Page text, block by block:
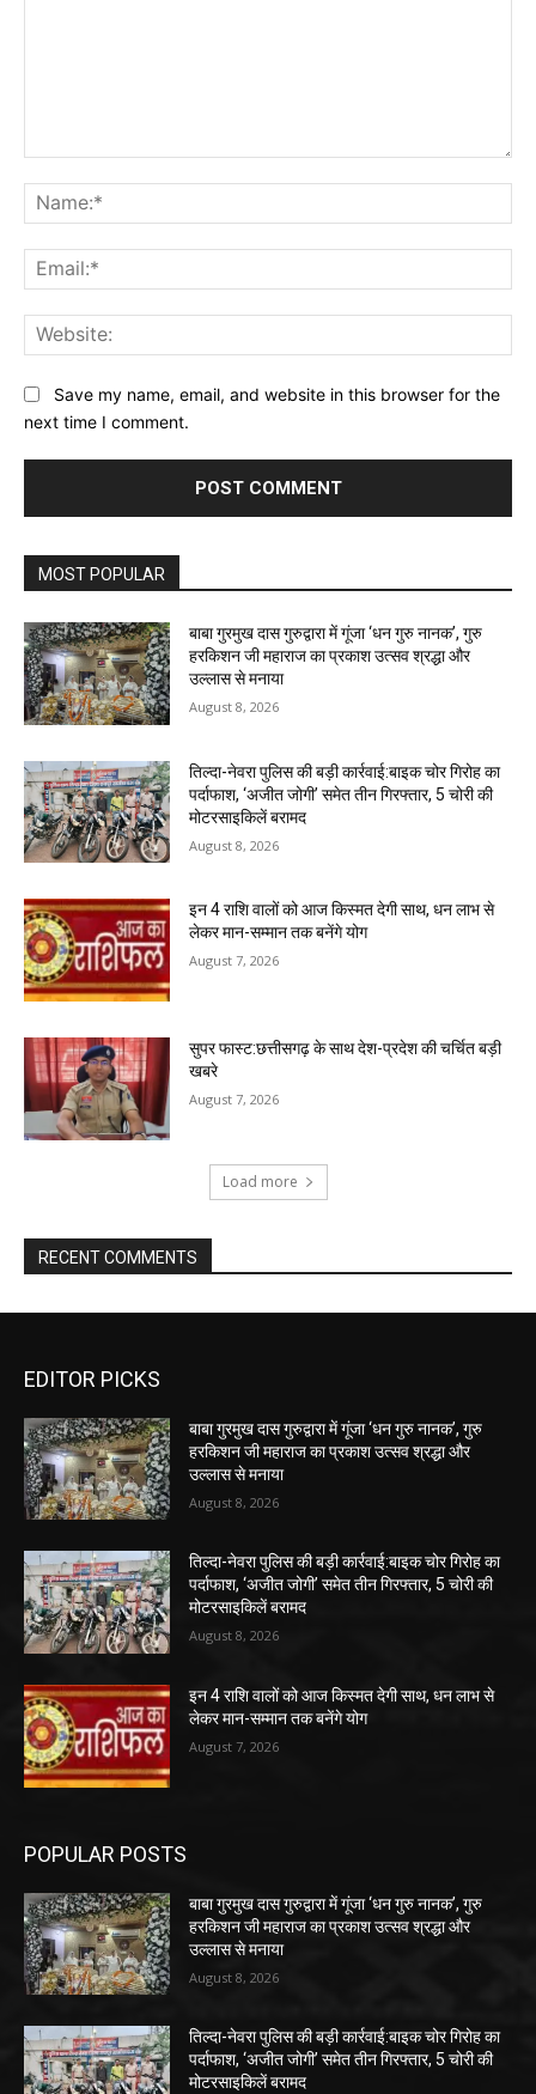
Save my name, email, and website in this browser for the
next time I comment.
MOST POPULAR
बाबा गुरमुख दास गुरुद्वारा में गूंजा ‘धन गुरु नानक’, गुरु
हरकिशन जी महाराज का प्रकाश उत्सव श्रद्धा और
उल्लास से मनाया
August 8, 2026
तिल्दा-नेवरा पुलिस की बड़ी कार्रवाई:बाइक चोर गिरोह का
पर्दाफाश, ‘अजीत जोगी’ समेत तीन गिरफ्तार, 5 चोरी की
मोटरसाइकिलें बरामद
August 8, 2026
इन 4 राशि वालों को आज किस्मत देगी साथ, धन लाभ से
लेकर मान-सम्मान तक बनेंगे योग
August 7, 2026
सुपर फास्ट:छत्तीसगढ़ के साथ देश-प्रदेश की चर्चित बड़ी
खबरे
August 7, 2026
Load more
RECENT COMMENTS
EDITOR PICKS
बाबा गुरमुख दास गुरुद्वारा में गूंजा ‘धन गुरु नानक’, गुरु
हरकिशन जी महाराज का प्रकाश उत्सव श्रद्धा और
उल्लास से मनाया
August 8, 2026
तिल्दा-नेवरा पुलिस की बड़ी कार्रवाई:बाइक चोर गिरोह का
पर्दाफाश, ‘अजीत जोगी’ समेत तीन गिरफ्तार, 5 चोरी की
मोटरसाइकिलें बरामद
August 8, 2026
इन 4 राशि वालों को आज किस्मत देगी साथ, धन लाभ से
लेकर मान-सम्मान तक बनेंगे योग
August 7, 2026
POPULAR POSTS
बाबा गुरमुख दास गुरुद्वारा में गूंजा ‘धन गुरु नानक’, गुरु
हरकिशन जी महाराज का प्रकाश उत्सव श्रद्धा और
उल्लास से मनाया
August 8, 2026
तिल्दा-नेवरा पुलिस की बड़ी कार्रवाई:बाइक चोर गिरोह का
पर्दाफाश, ‘अजीत जोगी’ समेत तीन गिरफ्तार, 5 चोरी की
मोटरसाइकिलें बरामद